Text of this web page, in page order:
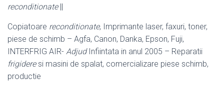
reconditionate||
Copiatoare reconditionate, Imprimante laser, faxuri, toner,
piese de schimb – Agfa, Canon, Danka, Epson, Fuji,
INTERFRIG AIR- AdjudInfiintata in anul 2005 – Reparatii
frigideresi masini de spalat, comercializare piese schimb,
productie